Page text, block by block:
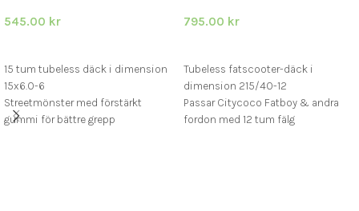
545.00 kr
15 tum tubeless däck i dimension
15x6.0-6
Streetmönster med förstärkt
gummi för bättre grepp
795.00 kr
Tubeless fatscooter-däck i
dimension 215/40-12
Passar Citycoco Fatboy & andra
fordon med 12 tum fälg